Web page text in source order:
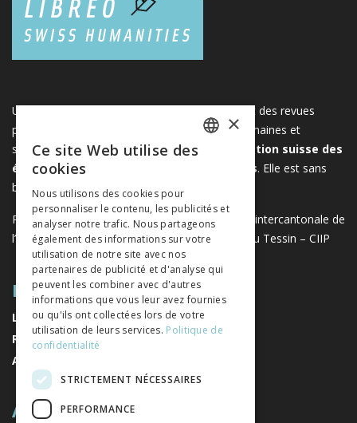
Une plateforme unique regroupant des livres et des revues
publiés par les éditeurs suisses de sciences humaines et
sociales. Libreo.ch est la propriété de l'
Association suisse des
éditeurs de sciences sociales et humaines. Elle est sans
but lucratif.www.editeurssuisses.ch
Projet réalisé avec le soutien de la Conférence intercantonale de
l’instruction publique de la Suisse romande et du Tessin – CIIP
PLAN DU SITE
LIVRES
REVUES
AUTEURS
A PROPOS
ITALIAN
×
Ce site Web utilise des
cookies
Nous utilisons des cookies pour
personnaliser le contenu, les publicités et
analyser notre trafic. Nous partageons
également des informations sur votre
utilisation de notre site avec nos
partenaires de publicité et d'analyse qui
peuvent les combiner avec d'autres
informations que vous leur avez fournies
ou qu'ils ont collectées lors de votre
utilisation de leurs services. Politique de
confidentialité
STRICTEMENT NÉCESSAIRES
PERFORMANCE